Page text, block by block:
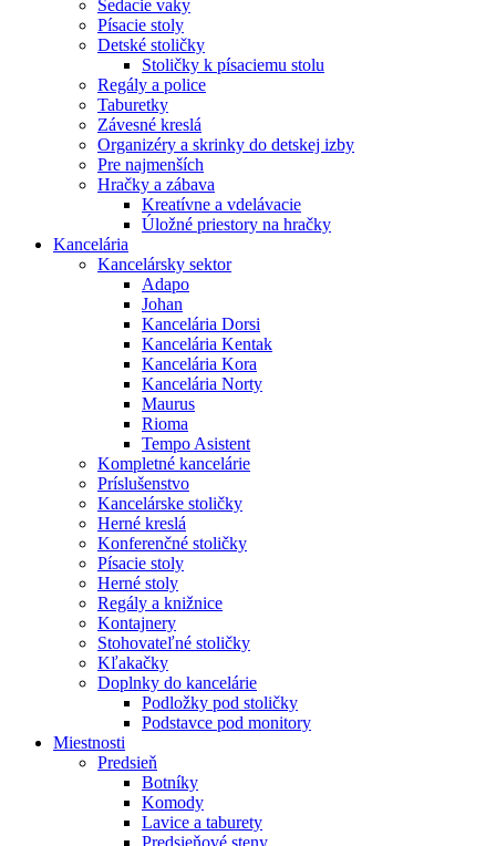
Sedacie vaky
Písacie stoly
Detské stoličky
Stoličky k písaciemu stolu
Regály a police
Taburetky
Závesné kreslá
Organizéry a skrinky do detskej izby
Pre najmenších
Hračky a zábava
Kreatívne a vdelávacie
Úložné priestory na hračky
Kancelária
Kancelársky sektor
Adapo
Johan
Kancelária Dorsi
Kancelária Kentak
Kancelária Kora
Kancelária Norty
Maurus
Rioma
Tempo Asistent
Kompletné kancelárie
Príslušenstvo
Kancelárske stoličky
Herné kreslá
Konferenčné stoličky
Písacie stoly
Herné stoly
Regály a knižnice
Kontajnery
Stohovateľné stoličky
Kľakačky
Doplnky do kancelárie
Podložky pod stoličky
Podstavce pod monitory
Miestnosti
Predsieň
Botníky
Komody
Lavice a taburety
Predsieňové steny